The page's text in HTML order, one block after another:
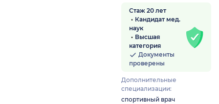
Стаж 20 лет
Кандидат мед.
наук
Высшая
категория
Документы
проверены
Дополнительные
специализации:
спортивный врач